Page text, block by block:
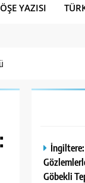
YAZISI
Göbekli